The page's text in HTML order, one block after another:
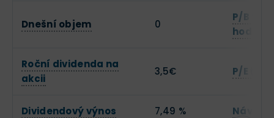
Dnešní objem 0
P/B
Roční dividenda na
akcii
3,5€ P/E
Dividendový výnos 7,49 %